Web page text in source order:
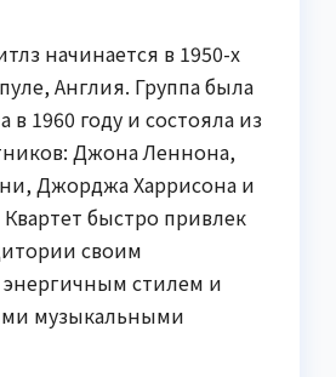
начинается в 1950-х
Англия. Группа была
1960 году и состояла из
Джона Леннона,
Джорджа Харрисона и
Квартет быстро привлек
своим
стилем и
музыкальными